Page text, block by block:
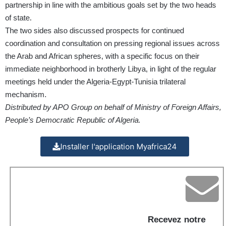
partnership in line with the ambitious goals set by the two heads
of state.
The two sides also discussed prospects for continued
coordination and consultation on pressing regional issues across
the Arab and African spheres, with a specific focus on their
immediate neighborhood in brotherly Libya, in light of the regular
meetings held under the Algeria-Egypt-Tunisia trilateral
mechanism.
Distributed by APO Group on behalf of Ministry of Foreign Affairs,
People’s Democratic Republic of Algeria.
Installer l'application Myafrica24
Recevez notre